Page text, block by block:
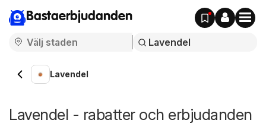
Bastaerbjudanden
Lavendel
Lavendel - rabatter och erbjudanden